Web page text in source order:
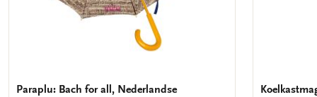
Paraplu: Bach for all, Nederlandse